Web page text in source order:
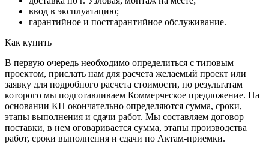
ввод в эксплуатацию;
гарантийное и постгарантийное обслуживание.
Как купить
В первую очередь необходимо определиться с типовым
проектом, прислать нам для расчета желаемый проект или
заявку для подробного расчета стоимости, по результатам
которого мы подготавливаем Коммерческое предложение. На
основании КП окончательно определяются сумма, сроки,
этапы выполнения и сдачи работ. Мы составляем договор
поставки, в нем оговаривается сумма, этапы производства
работ, сроки выполнения и сдачи по Актам-приемки.